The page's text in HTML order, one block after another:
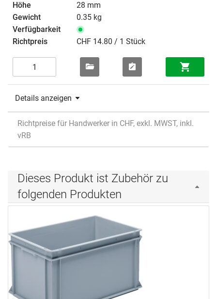
28 mm
0.35 kg
CHF 14.80 / 1 Stück
Details anzeigen
Richtpreise für Handwerker in CHF, exkl. MWST, inkl.
vRB
Dieses Produkt ist Zubehör zu
folgenden Produkten